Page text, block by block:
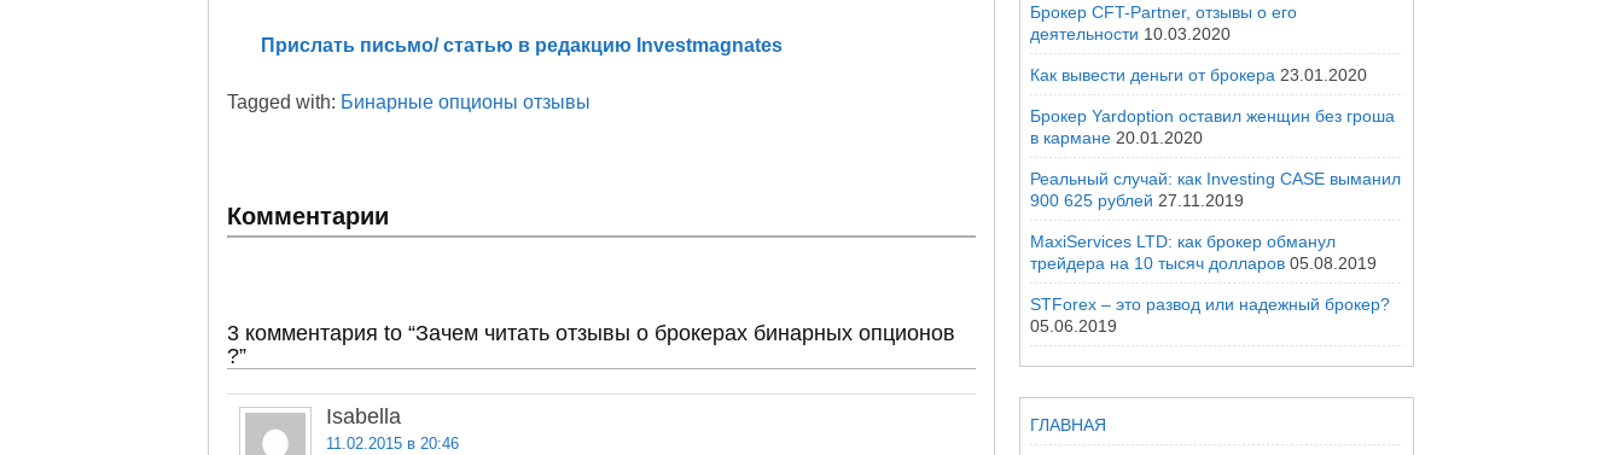
Прислать письмо/ статью в редакцию Investmagnates
Tagged with: Бинарные опционы отзывы
Комментарии
3 комментария to “Зачем читать отзывы о брокерах бинарных опционов
?”
Isabella
11.02.2015 в 20:46
Брокер CFT-Partner, отзывы о его
деятельности 10.03.2020
Как вывести деньги от брокера 23.01.2020
Брокер Yardoption оставил женщин без гроша
в кармане 20.01.2020
Реальный случай: как Investing CASE выманил
900 625 рублей 27.11.2019
MaxiServices LTD: как брокер обманул
трейдера на 10 тысяч долларов 05.08.2019
STForex – это развод или надежный брокер?
05.06.2019
ГЛАВНАЯ